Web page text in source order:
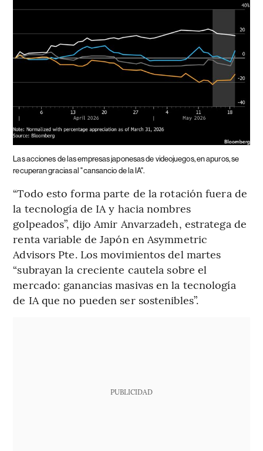
Las acciones de las empresas japonesas de videojuegos, en apuros, se
recuperan gracias al "cansancio de la IA".
“Todo esto forma parte de la rotación fuera de
la tecnología de IA y hacia nombres
golpeados”, dijo Amir Anvarzadeh, estratega de
renta variable de Japón en Asymmetric
Advisors Pte. Los movimientos del martes
“subrayan la creciente cautela sobre el
mercado: ganancias masivas en la tecnología
de IA que no pueden ser sostenibles”.
PUBLICIDAD